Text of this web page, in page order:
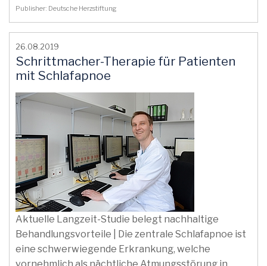
Publisher: Deutsche Herzstiftung
26.08.2019
Schrittmacher-Therapie für Patienten
mit Schlafapnoe
Aktuelle Langzeit-Studie belegt nachhaltige
Behandlungsvorteile | Die zentrale Schlafapnoe ist
eine schwerwiegende Erkrankung, welche